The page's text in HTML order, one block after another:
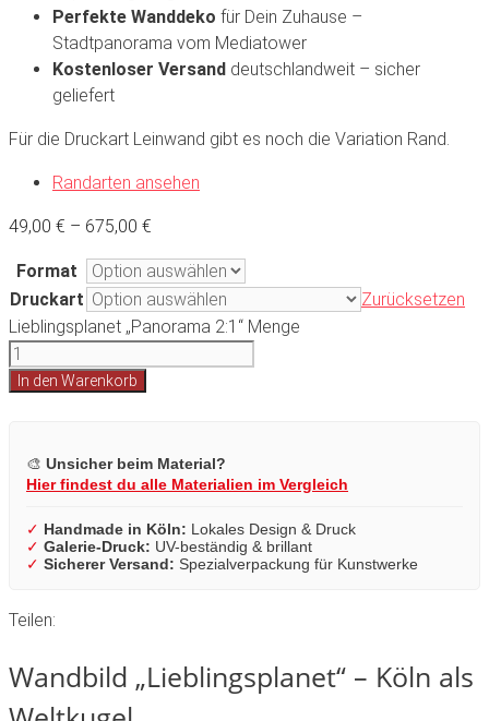
Perfekte Wanddeko für Dein Zuhause –
Stadtpanorama vom Mediatower
Kostenloser Versand deutschlandweit – sicher
geliefert
Für die Druckart Leinwand gibt es noch die Variation Rand.
Randarten ansehen
49,00 € – 675,00 €
Format
Druckart
Zurücksetzen
Lieblingsplanet „Panorama 2:1“ Menge
In den Warenkorb
🎨 Unsicher beim Material?
Hier findest du alle Materialien im Vergleich
✓ Handmade in Köln: Lokales Design & Druck
✓ Galerie-Druck: UV-beständig & brillant
✓ Sicherer Versand: Spezialverpackung für Kunstwerke
Teilen:
Wandbild „Lieblingsplanet“ – Köln als